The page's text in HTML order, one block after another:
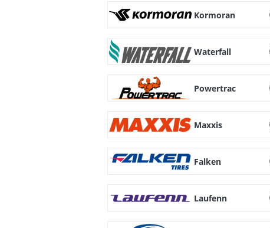
Kormoran
Waterfall
Powertrac
Maxxis
Falken
Laufenn